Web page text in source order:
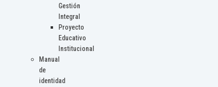
Gestión
Integral
Proyecto
Educativo
Institucional
Manual
de
identidad